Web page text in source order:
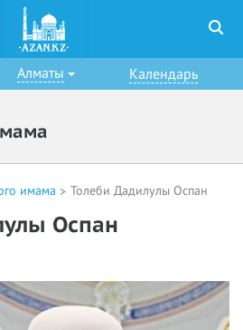
Алматы Календарь
имама Толеби Дадилулы Оспан
Оспан